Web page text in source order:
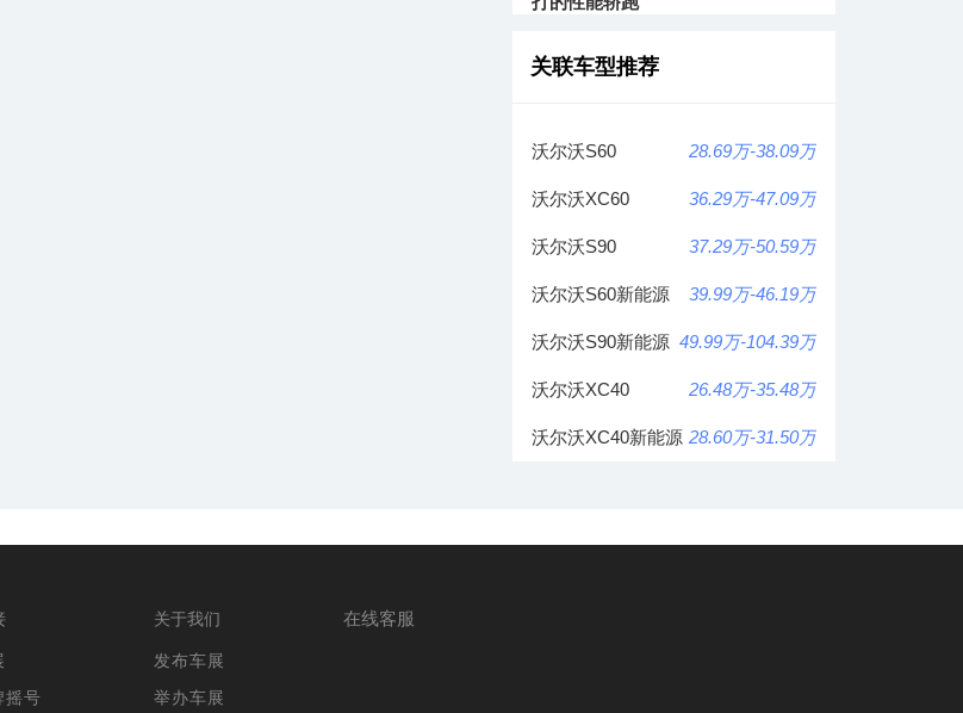
小型SUV就选ta
打的性能轿跑
沃尔沃S60 28.69万-38.09万
沃尔沃XC60 36.29万-47.09万
沃尔沃S90 37.29万-50.59万
沃尔沃S60新能源 39.99万-46.19万
沃尔沃XC40 26.48万-35.48万